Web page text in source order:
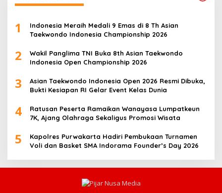
1
Indonesia Meraih Medali 9 Emas di 8 Th Asian
Taekwondo Indonesia Championship 2026
2
Wakil Panglima TNI Buka 8th Asian Taekwondo
Indonesia Open Championship 2026
3
Asian Taekwondo Indonesia Open 2026 Resmi Dibuka,
Bukti Kesiapan RI Gelar Event Kelas Dunia
4
Ratusan Peserta Ramaikan Wanayasa Lumpatkeun
7K, Ajang Olahraga Sekaligus Promosi Wisata
5
Kapolres Purwakarta Hadiri Pembukaan Turnamen
Voli dan Basket SMA Indorama Founder’s Day 2026